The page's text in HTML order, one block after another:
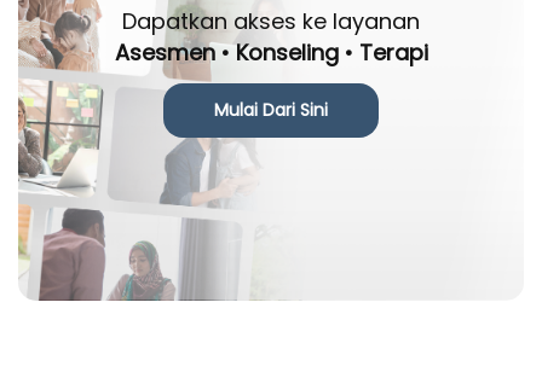
Dapatkan akses ke layanan
Asesmen • Konseling • Terapi
Mulai Dari Sini